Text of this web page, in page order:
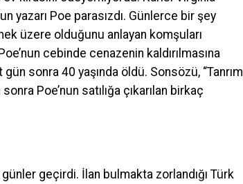
yazarı Poe parasızdı. Günlerce bir şey
üzere olduğunu anlayan komşuları
cebinde cenazenin kaldırılmasına
sonra 40 yaşında öldü. Sonsözü, “Tanrım
Poe’nun satılığa çıkarılan birkaç
günler geçirdi. İlan bulmakta zorlandığı Türk